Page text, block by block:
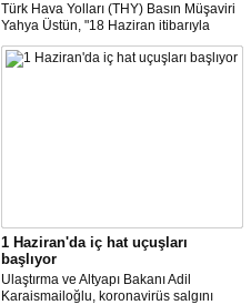
Türk Hava Yolları (THY) Basın Müşaviri
Yahya Üstün, "18 Haziran itibarıyla
Avrupa’daki 16 şehirden Anadolu’daki
14 noktaya direkt uçmaya başlayacağız"
1 Haziran'da iç hat uçuşları
başlıyor
Ulaştırma ve Altyapı Bakanı Adil
Karaismailoğlu, koronavirüs salgını